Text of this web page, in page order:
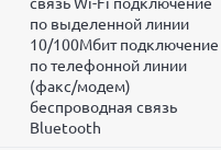
по выделенной линии
10/100Мбит подключение
по телефонной линии
(факс/модем)
беспроводная связь
Bluetooth